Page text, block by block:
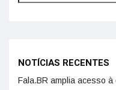
NOTÍCIAS RECENTES
Fala.BR amplia acesso